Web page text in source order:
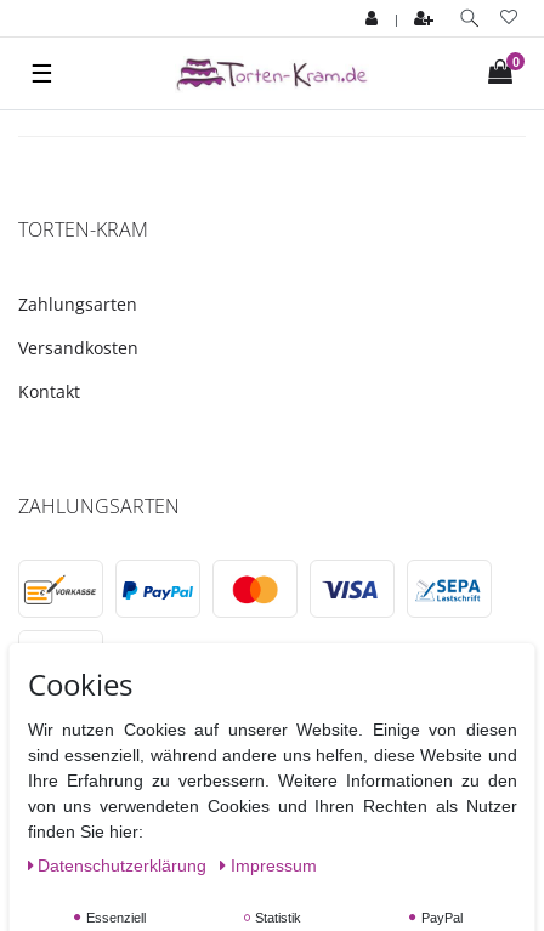
|
0
☰
TORTEN-KRAM
Zahlungsarten
Versandkosten
Kontakt
ZAHLUNGSARTEN
VERSANDPARTNER
Cookies
Wir nutzen Cookies auf unserer Website. Einige von diesen
sind essenziell, während andere uns helfen, diese Website und
Ihre Erfahrung zu verbessern. Weitere Informationen zu den
von uns verwendeten Cookies und Ihren Rechten als Nutzer
finden Sie hier:
Daten­schutz­erklärung
Impressum
Essenziell Statistik PayPal